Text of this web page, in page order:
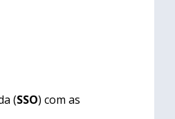
(SSO) com as